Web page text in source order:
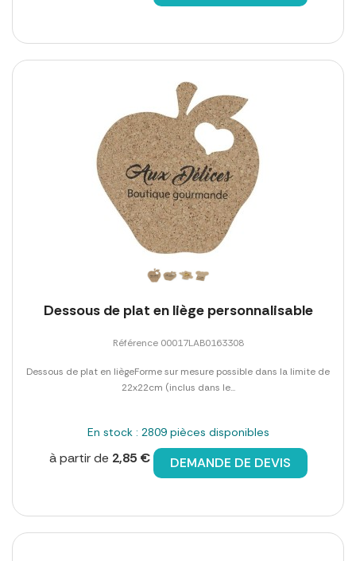
Dessous de plat en liège personnalisable
Référence 00017LAB0163308
Dessous de plat en liègeForme sur mesure possible dans la limite de
22x22cm (inclus dans le...
En stock : 2809 pièces disponibles
à partir de 2,85 € DEMANDE DE DEVIS